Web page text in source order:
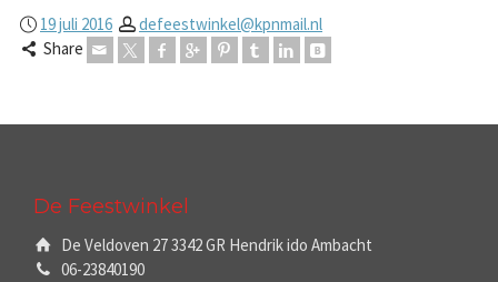
19 juli 2016
defeestwinkel@kpnmail.nl
Share
De Feestwinkel
De Veldoven 27 3342 GR Hendrik ido Ambacht
06-23840190